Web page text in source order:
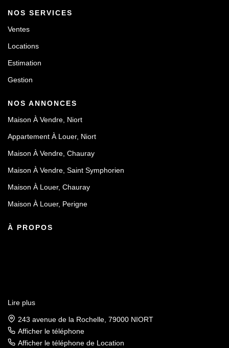
NOS SERVICES
Ventes
Locations
Estimation
Gestion
NOS ANNONCES
Maison À Vendre, Niort
Appartement À Louer, Niort
Maison À Vendre, Chauray
Maison À Vendre, Saint Symphorien
Maison À Louer, Chauray
Maison À Louer, Perigne
À PROPOS
Lire plus
243 avenue de la Rochelle, 79000 NIORT
Afficher le téléphone
Afficher le téléphone de Location